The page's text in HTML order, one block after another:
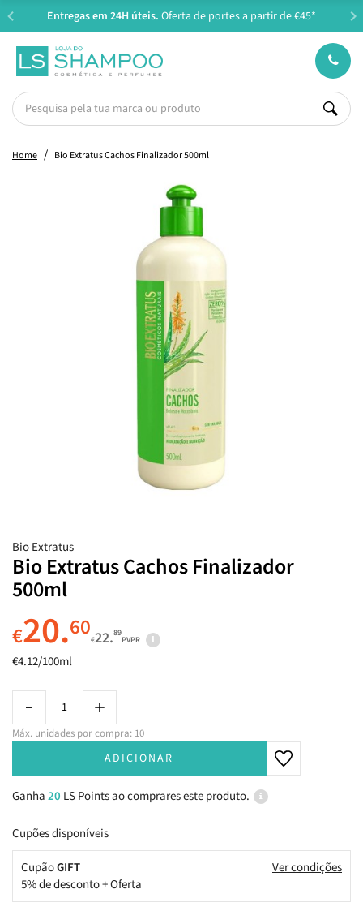
Entregas em 24H úteis. Oferta de portes a partir de €45*
Home Bio Extratus Cachos Finalizador 500ml
Bio Extratus
Bio Extratus Cachos Finalizador
500ml
€20.60€22.89
PVPR
€4.12/100ml
Máx. unidades por compra: 10
ADICIONAR
Ganha20 LS Points ao comprares este produto.
Cupões disponíveis
CupãoGIFT
5% de desconto + Oferta
Ver condições